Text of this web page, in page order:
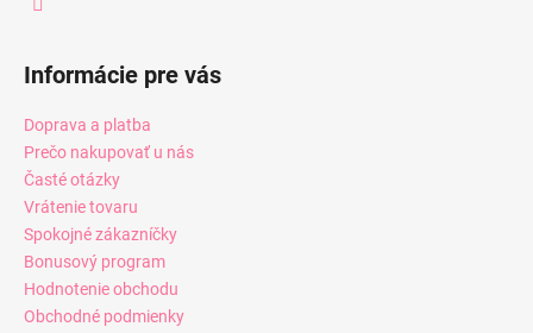
Informácie pre vás
Doprava a platba
Prečo nakupovať u nás
Časté otázky
Vrátenie tovaru
Spokojné zákazníčky
Bonusový program
Hodnotenie obchodu
Obchodné podmienky